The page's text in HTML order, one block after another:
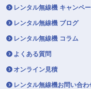
レンタル無線機 キャンペ
レンタル無線機 ブログ
レンタル無線機 コラム
よくある質問
オンライン見積
レンタル無線機お問い合わ